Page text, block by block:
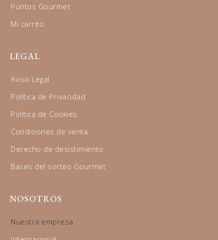
Puntos Gourmet
Mi carrito
LEGAL
Aviso Legal
Política de Privacidad
Política de Cookies
Condiciones de venta
Derecho de desistimiento
Bases del sorteo Gourmet
NOSOTROS
Nuestra empresa